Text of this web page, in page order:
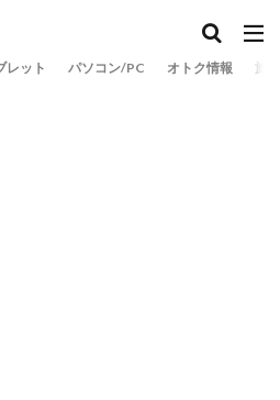
レット パソコン/PC オトク情報 旅